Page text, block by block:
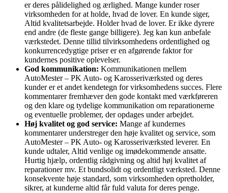
er deres pålidelighed og ærlighed. Mange kunder roser
virksomheden for at holde, hvad de lover. En kunde siger,
Altid kvalitetsarbejde. Holder hvad de lover. Er ikke dyrere
end andre (de fleste gange billigere). Jeg kan kun anbefale
værkstedet. Denne tillid tilvirksomhedens ordentlighed og
konkurrencedygtige priser er en afgørende faktor for
kundernes positive oplevelser.
God kommunikation: Kommunikationen mellem
AutoMester – PK Auto- og Karosseriværksted og deres
kunder er et andet kendetegn for virksomhedens succes. Flere
kommentarer fremhæver den gode kontakt med værkføreren
og den klare og tydelige kommunikation om reparationerne
og eventuelle problemer, der opdages under arbejdet.
Høj kvalitet og god service: Mange af kundernes
kommentarer understreger den høje kvalitet og service, som
AutoMester – PK Auto- og Karosseriværksted leverer. En
kunde udtaler, Altid venlige og imødekommende ansatte.
Hurtig hjælp, ordentlig rådgivning og altid høj kvalitet af
reparationer mv. Et bundsolidt og ordentligt værksted. Denne
konsekvente høje standard, som virksomheden opretholder,
sikrer, at kunderne altid får fuld valuta for deres penge.